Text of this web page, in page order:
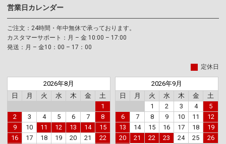
営業日カレンダー
ご注文：24時間・年中無休で承っております。
カスタマーサポート：月 – 金 10:00 – 17:00
発送：月 – 金10：00 – 17：00
定休日
2026年8月
日
月 火 水 木 金
土
1
2
3 4 5 6 7
8
9
10 11 12 13 14
15
16
17 18 19 20 21
22
2026年9月
日
月 火 水 木 金
土
1
2 3 4
5
6
7 8 9 10 11
12
13
14 15 16 17 18
19
20
21 22 23 24 25
26